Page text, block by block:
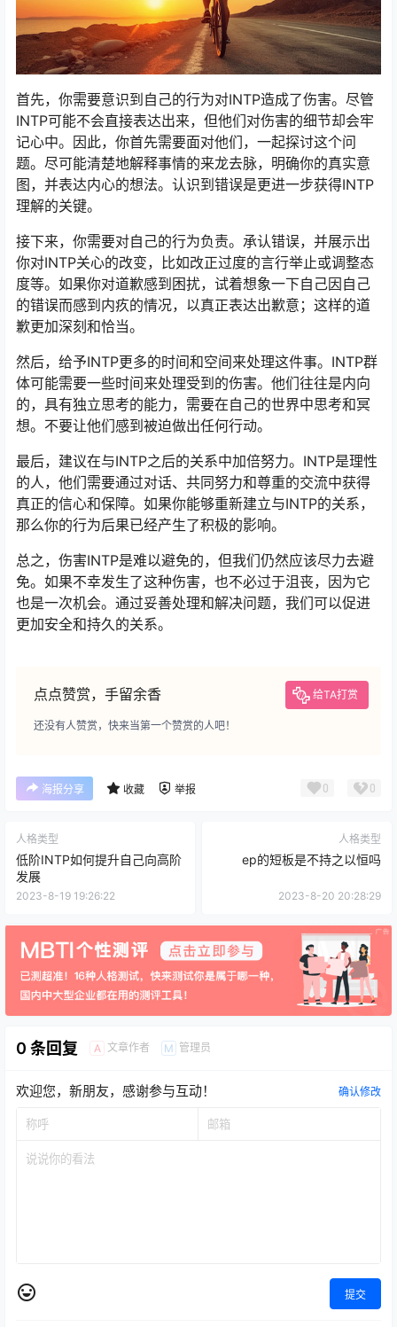
首先，你需要意识到自己的行为对INTP造成了伤害。尽管
INTP可能不会直接表达出来，但他们对伤害的细节却会牢
记心中。因此，你首先需要面对他们，一起探讨这个问
题。尽可能清楚地解释事情的来龙去脉，明确你的真实意
图，并表达内心的想法。认识到错误是更进一步获得INTP
理解的关键。
接下来，你需要对自己的行为负责。承认错误，并展示出
你对INTP关心的改变，比如改正过度的言行举止或调整态
度等。如果你对道歉感到困扰，试着想象一下自己因自己
的错误而感到内疚的情况，以真正表达出歉意；这样的道
歉更加深刻和恰当。
然后，给予INTP更多的时间和空间来处理这件事。INTP群
体可能需要一些时间来处理受到的伤害。他们往往是内向
的，具有独立思考的能力，需要在自己的世界中思考和冥
想。不要让他们感到被迫做出任何行动。
最后，建议在与INTP之后的关系中加倍努力。INTP是理性
的人，他们需要通过对话、共同努力和尊重的交流中获得
真正的信心和保障。如果你能够重新建立与INTP的关系，
那么你的行为后果已经产生了积极的影响。
总之，伤害INTP是难以避免的，但我们仍然应该尽力去避
免。如果不幸发生了这种伤害，也不必过于沮丧，因为它
也是一次机会。通过妥善处理和解决问题，我们可以促进
更加安全和持久的关系。
点点赞赏，手留余香 给TA打赏
还没有人赞赏，快来当第一个赞赏的人吧！
海报分享 收藏 举报 0 0
人格类型
低阶INTP如何提升自己向高阶
发展
2023-8-19 19:26:22
人格类型
ep的短板是不持之以恒吗
2023-8-20 20:28:29
0 条回复 A 文章作者 M 管理员
欢迎您，新朋友，感谢参与互动！ 确认修改
提交